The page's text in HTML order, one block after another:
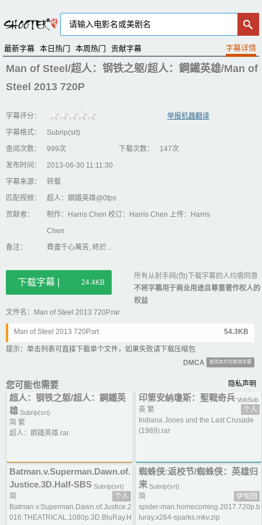
最新字幕 本日热门 本周热门 贡献字幕
Man of Steel/超人：钢铁之躯/超人：鋼鐵英雄/Man of
Steel 2013 720P
字幕评分：
举报机器翻译
字幕格式：
Subrip(srt)
查阅次数：
999次 下载次数：
147次
发布时间：
2013-06-30 11:11:30
字幕来源：
转载
匹配视频：
超人：鋼鐵英雄@0fps
贡献者：
制作：Harris Chen 校订：Harris Chen 上传：Harris
Chen
备注：
費盡千心萬苦, 終於...
下载字幕 | 24.4KB
所有从射手网(伪)下载字幕的人均需同意
不将字幕用于商业用途且尊重著作权人的
权益
文件名：Man of Steel 2013 720P.rar
Man of Steel 2013 720P.srt 54.3KB
提示：单击列表可直接下载单个文件，如果失败请下载压缩包
DMCA
查找本片的其他字幕
您可能也需要 隐私声明
超人：钢铁之躯/超人：鋼鐵英
雄 Subrip(srt)
简 繁
超人：鋼鐵英雄.rar
印第安納瓊斯：聖戰奇兵 VobSub
英 繁
个人
Indiana Jones and the Last Crusade
(1989).rar
Batman.v.Superman.Dawn.of.
Justice.3D.Half-SBS Subrip(srt)
简
个人
Batman.v.Superman.Dawn.of.Justice.2
016.THEATRICAL.1080p.3D.BluRay.H
蜘蛛侠:返校节/蜘蛛侠：英雄归
来 Subrip(srt)
简
伊甸园
spider-man.homecoming.2017.720p.b
luray.x264-sparks.mkv.zip